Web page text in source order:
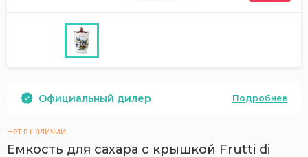
Официальный дилер Подробнее
Нет в наличии
Емкость для сахара с крышкой Frutti di